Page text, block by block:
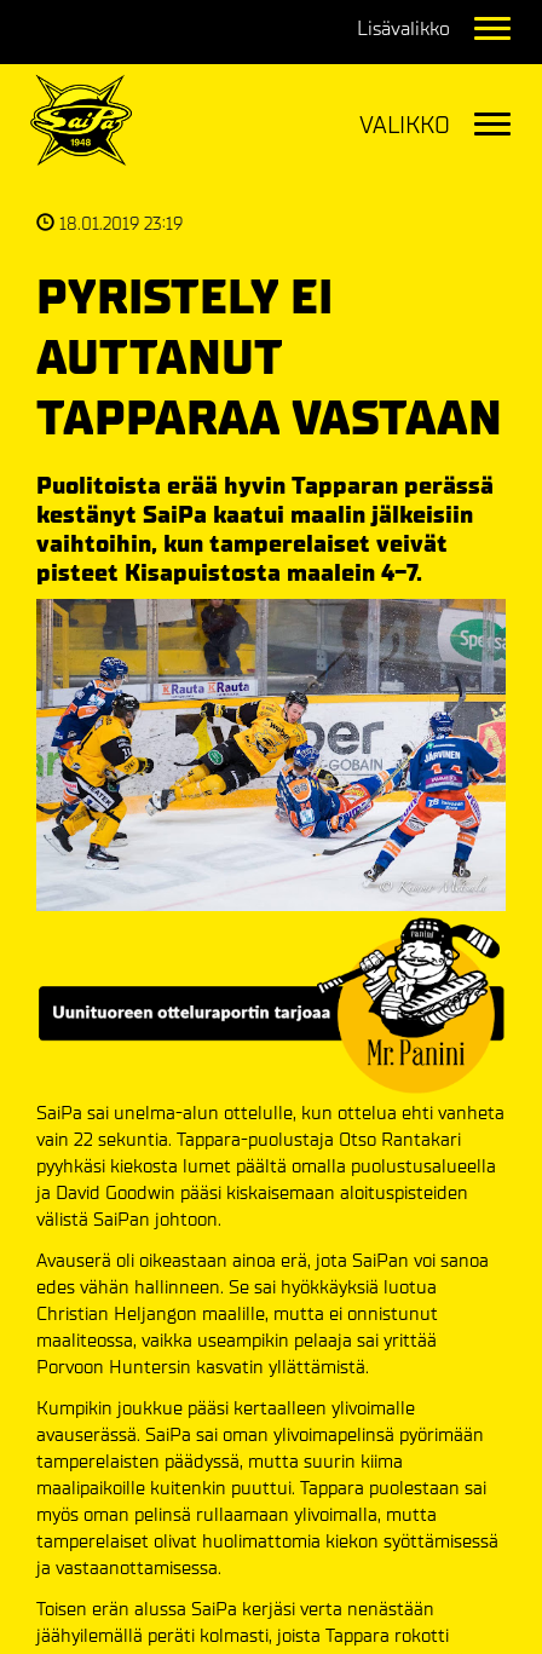
18.01.2019 23:19
PYRISTELY EI
AUTTANUT
TAPPARAA VASTAAN
Puolitoista erää hyvin Tapparan perässä
kestänyt SaiPa kaatui maalin jälkeisiin
vaihtoihin, kun tamperelaiset veivät
pisteet Kisapuistosta maalein 4-7.
SaiPa sai unelma-alun ottelulle, kun ottelua ehti vanheta
vain 22 sekuntia. Tappara-puolustaja Otso Rantakari
pyyhkäsi kiekosta lumet päältä omalla puolustusalueella
ja David Goodwin pääsi kiskaisemaan aloituspisteiden
välistä SaiPan johtoon.
Avauserä oli oikeastaan ainoa erä, jota SaiPan voi sanoa
edes vähän hallinneen. Se sai hyökkäyksiä luotua
Christian Heljangon maalille, mutta ei onnistunut
maaliteossa, vaikka useampikin pelaaja sai yrittää
Porvoon Huntersin kasvatin yllättämistä.
Kumpikin joukkue pääsi kertaalleen ylivoimalle
avauserässä. SaiPa sai oman ylivoimapelinsä pyörimään
tamperelaisten päädyssä, mutta suurin kiima
maalipaikoille kuitenkin puuttui. Tappara puolestaan sai
myös oman pelinsä rullaamaan ylivoimalla, mutta
tamperelaiset olivat huolimattomia kiekon syöttämisessä
ja vastaanottamisessa.
Toisen erän alussa SaiPa kerjäsi verta nenästään
jäähyilemällä peräti kolmasti, joista Tappara rokotti